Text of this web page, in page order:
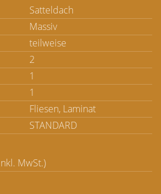
Satteldach
Massiv
teilweise
2
1
1
Fliesen, Laminat
STANDARD
MwSt.)